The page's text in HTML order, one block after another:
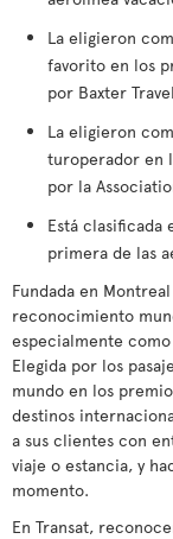
La eligieron
favorito en los
por Baxter
La eligieron
turoperador en
por la
Está clasificada
primera de las
Fundada en
reconocimiento
especialmente
Elegida por los
mundo en los
destinos
a sus clientes con
viaje o estancia, y
momento.
En Transat,